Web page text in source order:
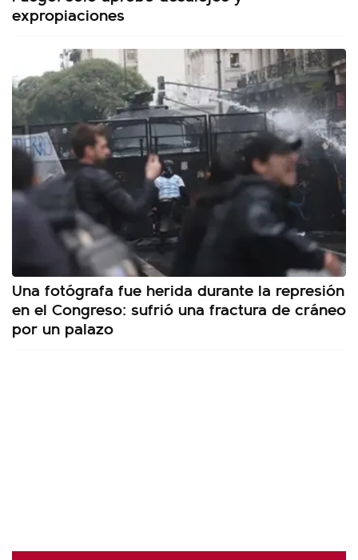
expropiaciones
Una fotógrafa fue herida durante la represión
en el Congreso: sufrió una fractura de cráneo
por un palazo